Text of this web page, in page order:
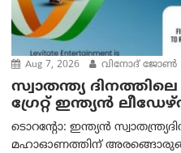
Aug 7, 2026 വിനോദ് ജോൺ
സ്വാതന്ത്യ
ഗ്രേറ്റ് ഇന്ത്യൻ
ടൊറന്റോ: ഇന്ത്യൻ
മഹാഓണത്തിന്